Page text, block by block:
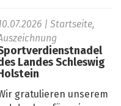
| Startseite,
Landes Schleswig
Holstein
gratulieren unserem